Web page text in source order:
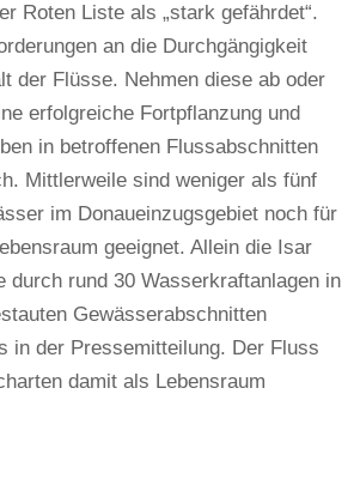
Roten Liste als „stark gefährdet“.
an die Durchgängigkeit
der Flüsse. Nehmen diese ab oder
erfolgreiche Fortpflanzung und
in betroffenen Flussabschnitten
Mittlerweile sind weniger als fünf
im Donaueinzugsgebiet noch für
geeignet. Allein die Isar
durch rund 30 Wasserkraftanlagen in
Gewässerabschnitten
in der Pressemitteilung. Der Fluss
damit als Lebensraum